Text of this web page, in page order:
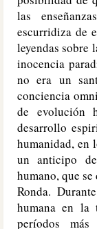
las
escurridiza de
leyendas sobre
inocencia
no era un
conciencia
de evolución
desarrollo
humanidad, en
un anticipo
humano, que
Ronda.
humana en la
períodos